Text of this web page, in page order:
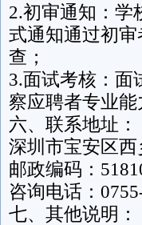
2.初审通知：学
式通知通过初
查；
3.面试考核：面
察应聘者专业能
六、联系地址：
深圳市宝安区
邮政编码：
咨询电话：
七、其他说明：